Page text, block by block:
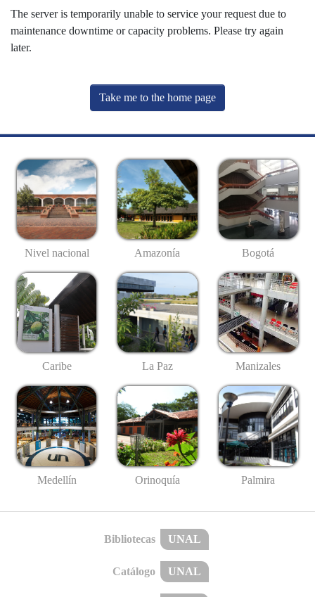
The server is temporarily unable to service your request due to
maintenance downtime or capacity problems. Please try again
later.
Take me to the home page
Nivel nacional Amazonía Bogotá
Caribe La Paz Manizales
Medellín Orinoquía Palmira
Bibliotecas UNAL
Catálogo UNAL